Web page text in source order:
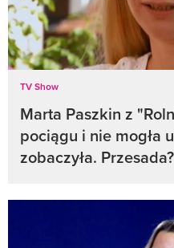
TV Show
Marta Paszkin z
pociągu i nie mogła
zobaczyła. Przesada?